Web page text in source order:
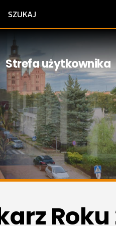
Strefa użytkownika
Roku